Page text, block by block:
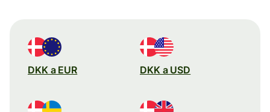
DKK a EUR DKK a USD